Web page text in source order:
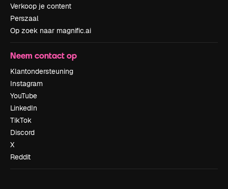
Verkoop je content
Perszaal
Op zoek naar magnific.ai
Neem contact op
Klantondersteuning
Instagram
YouTube
LinkedIn
TikTok
Discord
X
Reddit